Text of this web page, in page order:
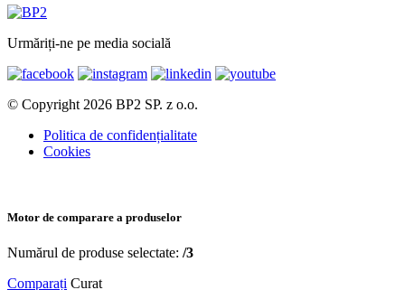
Urmăriți-ne pe media socială
© Copyright 2026 BP2 SP. z o.o.
Politica de confidențialitate
Cookies
Motor de comparare a produselor
Numărul de produse selectate: /3
Comparați Curat